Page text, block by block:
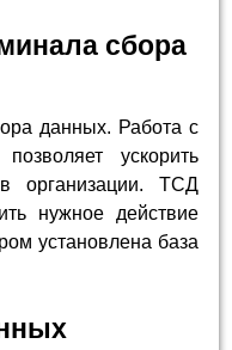
сбора
данных. Работа с
ускорить
организации. ТСД
нужное действие
установлена база